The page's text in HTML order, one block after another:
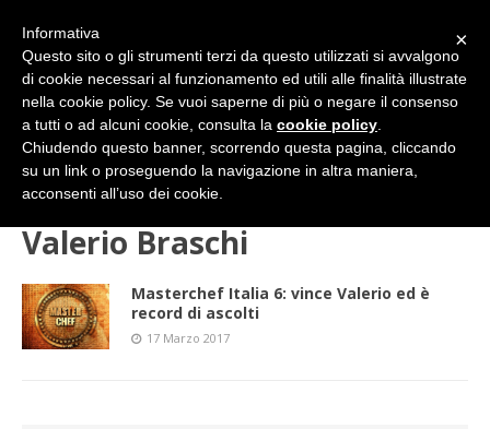
Valerio Braschi
Valerio Braschi
Masterchef Italia 6: vince Valerio ed è
record di ascolti
17 Marzo 2017
×
Informativa
Questo sito o gli strumenti terzi da questo utilizzati si avvalgono
di cookie necessari al funzionamento ed utili alle finalità illustrate
nella cookie policy. Se vuoi saperne di più o negare il consenso
a tutti o ad alcuni cookie, consulta la cookie policy
Chiudendo questo banner, scorrendo questa pagina, cliccando
su un link o proseguendo la navigazione in altra maniera,
acconsenti all’uso dei cookie.